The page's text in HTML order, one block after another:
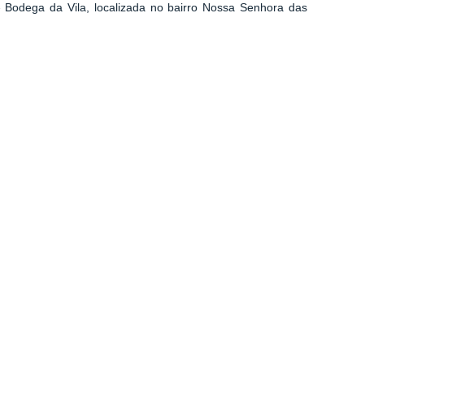
da Vila, localizada no bairro Nossa Senhora das